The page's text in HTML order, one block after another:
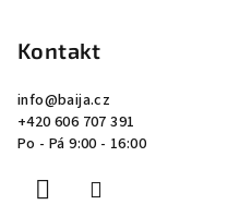
Kontakt
info@baija.cz
+420 606 707 391
Po - Pá 9:00 - 16:00